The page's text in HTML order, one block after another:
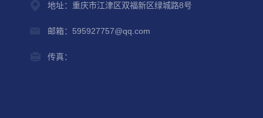
地址：重庆市江津区双福新区绿城路8号
邮箱：595927757@qq.com
传真：